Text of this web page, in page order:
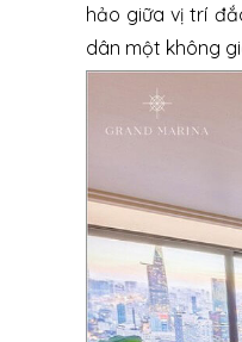
hảo giữa vị trí
dân một không